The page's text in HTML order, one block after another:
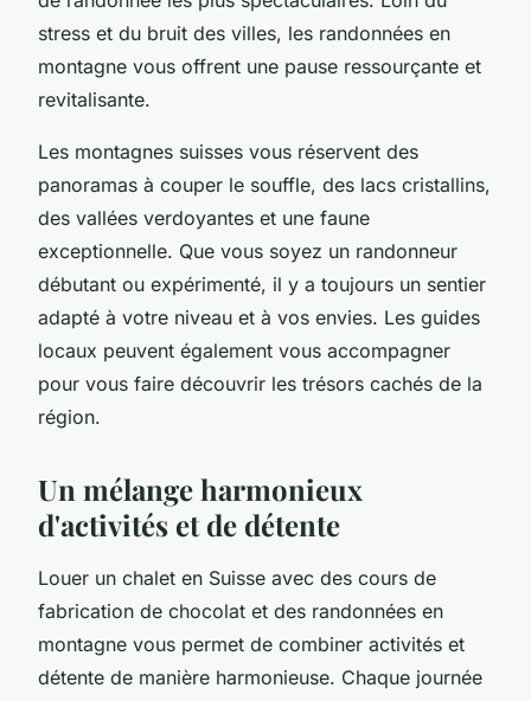
stress et du bruit des villes, les randonnées en
montagne vous offrent une pause ressourçante et
revitalisante.
Les montagnes suisses vous réservent des
panoramas à couper le souffle, des lacs cristallins,
des vallées verdoyantes et une faune
exceptionnelle. Que vous soyez un randonneur
débutant ou expérimenté, il y a toujours un sentier
adapté à votre niveau et à vos envies. Les guides
locaux peuvent également vous accompagner
pour vous faire découvrir les trésors cachés de la
région.
Un mélange harmonieux
d'activités et de détente
Louer un chalet en Suisse avec des cours de
fabrication de chocolat et des randonnées en
montagne vous permet de combiner activités et
détente de manière harmonieuse. Chaque journée